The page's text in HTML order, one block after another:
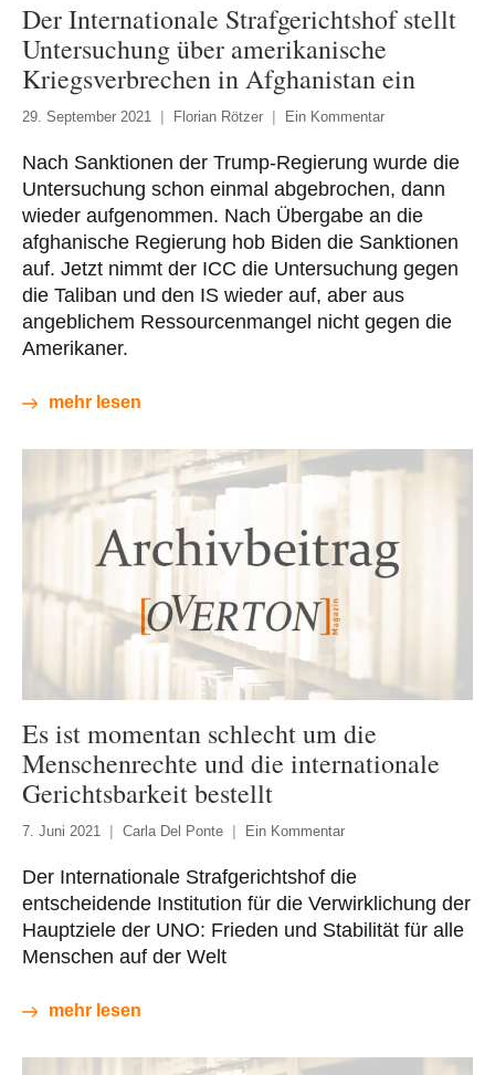
Der Internationale Strafgerichtshof stellt
Untersuchung über amerikanische
Kriegsverbrechen in Afghanistan ein
29. September 2021 Florian Rötzer Ein Kommentar
Nach Sanktionen der Trump-Regierung wurde die
Untersuchung schon einmal abgebrochen, dann
wieder aufgenommen. Nach Übergabe an die
afghanische Regierung hob Biden die Sanktionen
auf. Jetzt nimmt der ICC die Untersuchung gegen
die Taliban und den IS wieder auf, aber aus
angeblichem Ressourcenmangel nicht gegen die
Amerikaner.
mehr lesen
Es ist momentan schlecht um die
Menschenrechte und die internationale
Gerichtsbarkeit bestellt
7. Juni 2021 Carla Del Ponte Ein Kommentar
Der Internationale Strafgerichtshof die
entscheidende Institution für die Verwirklichung der
Hauptziele der UNO: Frieden und Stabilität für alle
Menschen auf der Welt
mehr lesen